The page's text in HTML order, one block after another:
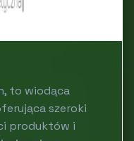
to wiodąca
szeroki
produktów i